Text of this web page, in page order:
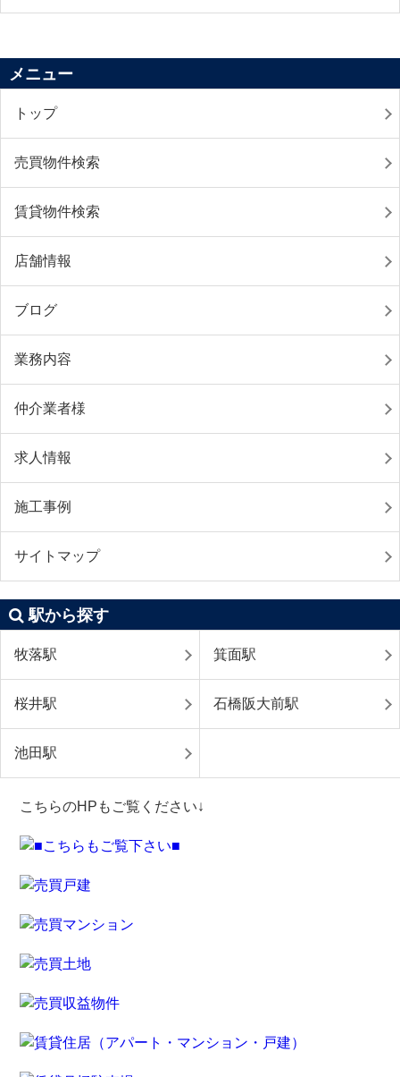
メニュー
トップ
売買物件検索
賃貸物件検索
店舗情報
ブログ
業務内容
仲介業者様
求人情報
施工事例
サイトマップ
駅から探す
牧落駅 箕面駅
桜井駅 石橋阪大前駅
池田駅
こちらのHPもご覧ください↓